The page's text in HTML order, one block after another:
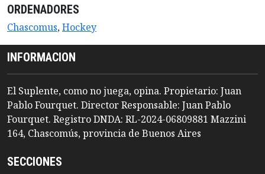
ORDENADORES
Chascomus,Hockey
INFORMACION
El Suplente, como no juega, opina. Propietario: Juan
Pablo Fourquet. Director Responsable: Juan Pablo
Fourquet. Registro DNDA: RL-2024-06809881 Mazzini
164, Chascomús, provincia de Buenos Aires
SECCIONES